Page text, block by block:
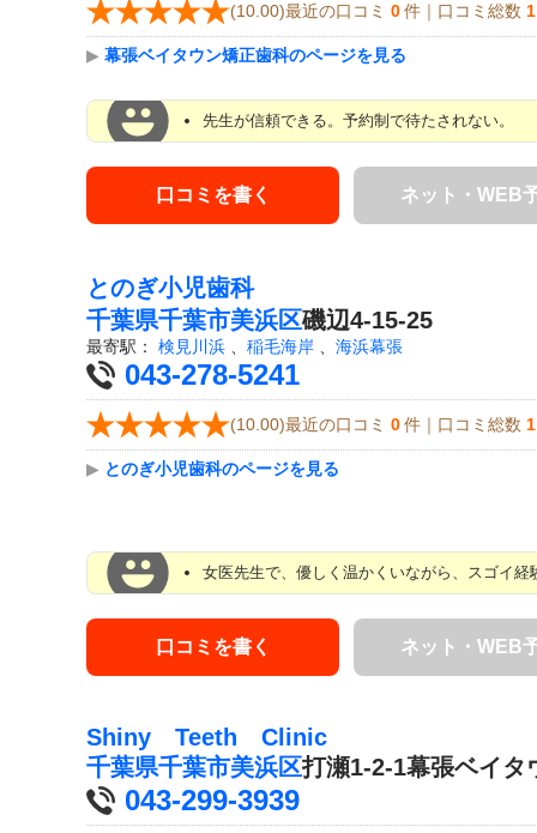
(10.00)最近の口コミ 0 件｜口コミ総数 1
▶ 幕張ベイタウン矯正歯科のページを見る
先生が信頼できる。予約制で待たされない。
口コミを書く ネット・WEB
とのぎ小児歯科
千葉県千葉市美浜区磯辺4-15-25
最寄駅： 検見川浜 稲毛海岸 海浜幕張
043-278-5241
(10.00)最近の口コミ 0 件｜口コミ総数 1
▶ とのぎ小児歯科のページを見る
女医先生で、優しく温かくいながら、スゴイ
口コミを書く ネット・WEB
Shiny Teeth Clinic
千葉県千葉市美浜区打瀬1-2-1幕張ベイタ
043-299-3939